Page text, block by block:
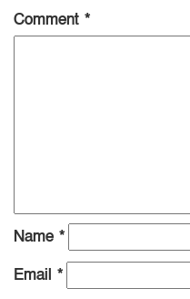
Comment *
Name *
Email *